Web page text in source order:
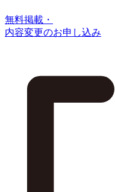
無料掲載・
内容変更のお申し込み